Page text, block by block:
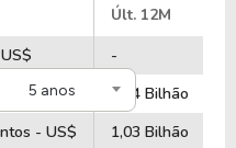
5 anos
Últ. 12M
-
- US$
1,34 Bilhão
- US$
1,03 Bilhão